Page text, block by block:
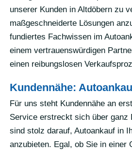
unserer Kunden in Altdöbern zu
maßgeschneiderte Lösungen
fundiertes Fachwissen im
einem vertrauenswürdigen
einen reibungslosen
Kundennähe:
Für uns steht Kundennähe an
Service erstreckt sich über ganz
sind stolz darauf, Autoankauf in
anzubieten. Egal, ob Sie in einer